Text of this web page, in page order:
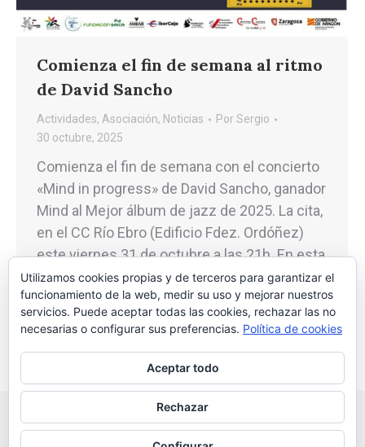
Comienza el fin de semana al ritmo
de David Sancho
Actividades, Asociación, Noticias PorSergio
30 octubre, 2025
Comienza el fin de semana con el concierto
«Mind in progress» de David Sancho, ganador
Mind al Mejor álbum de jazz de 2025. La cita,
en el CC Río Ebro (Edificio Fdez. Ordóñez)
este viernes 31 de octubre a las 21h. En esta
ocasión actuará con la colaboración de los
raperos Sharif y Mxrgxn. Adquiere…
Utilizamos cookies propias y de terceros para garantizar el
funcionamiento de la web, medir su uso y mejorar nuestros
servicios. Puede aceptar todas las cookies, rechazar las no
necesarias o configurar sus preferencias. Política de cookies
Aceptar todo
Rechazar